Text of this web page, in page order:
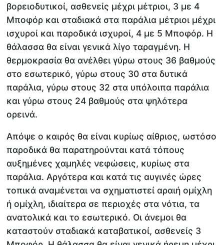
βορειοδυτικοί, ασθενείς μέχρι μέτριοι, 3 με 4
Μποφόρ και σταδιακά στα παράλια μέτριοι μέχρι
ισχυροί και παροδικά ισχυροί, 4 με 5 Μποφόρ. Η
θάλασσα θα είναι γενικά λίγο ταραγμένη. Η
θερμοκρασία θα ανέλθει γύρω στους 36 βαθμούς
στο εσωτερικό, γύρω στους 30 στα δυτικά
παράλια, γύρω στους 32 στα υπόλοιπα παράλια
και γύρω στους 24 βαθμούς στα ψηλότερα
ορεινά.
Απόψε ο καιρός θα είναι κυρίως αίθριος, ωστόσο
παροδικά θα παρατηρούνται κατά τόπους
αυξημένες χαμηλές νεφώσεις, κυρίως στα
παράλια. Αργότερα και κατά τις αυγινές ώρες
τοπικά αναμένεται να σχηματιστεί αραιή ομίχλη
ή ομίχλη, ιδιαίτερα σε περιοχές στα νότια, τα
ανατολικά και το εσωτερικό. Οι άνεμοι θα
καταστούν σταδιακά καταβατικοί, ασθενείς 3